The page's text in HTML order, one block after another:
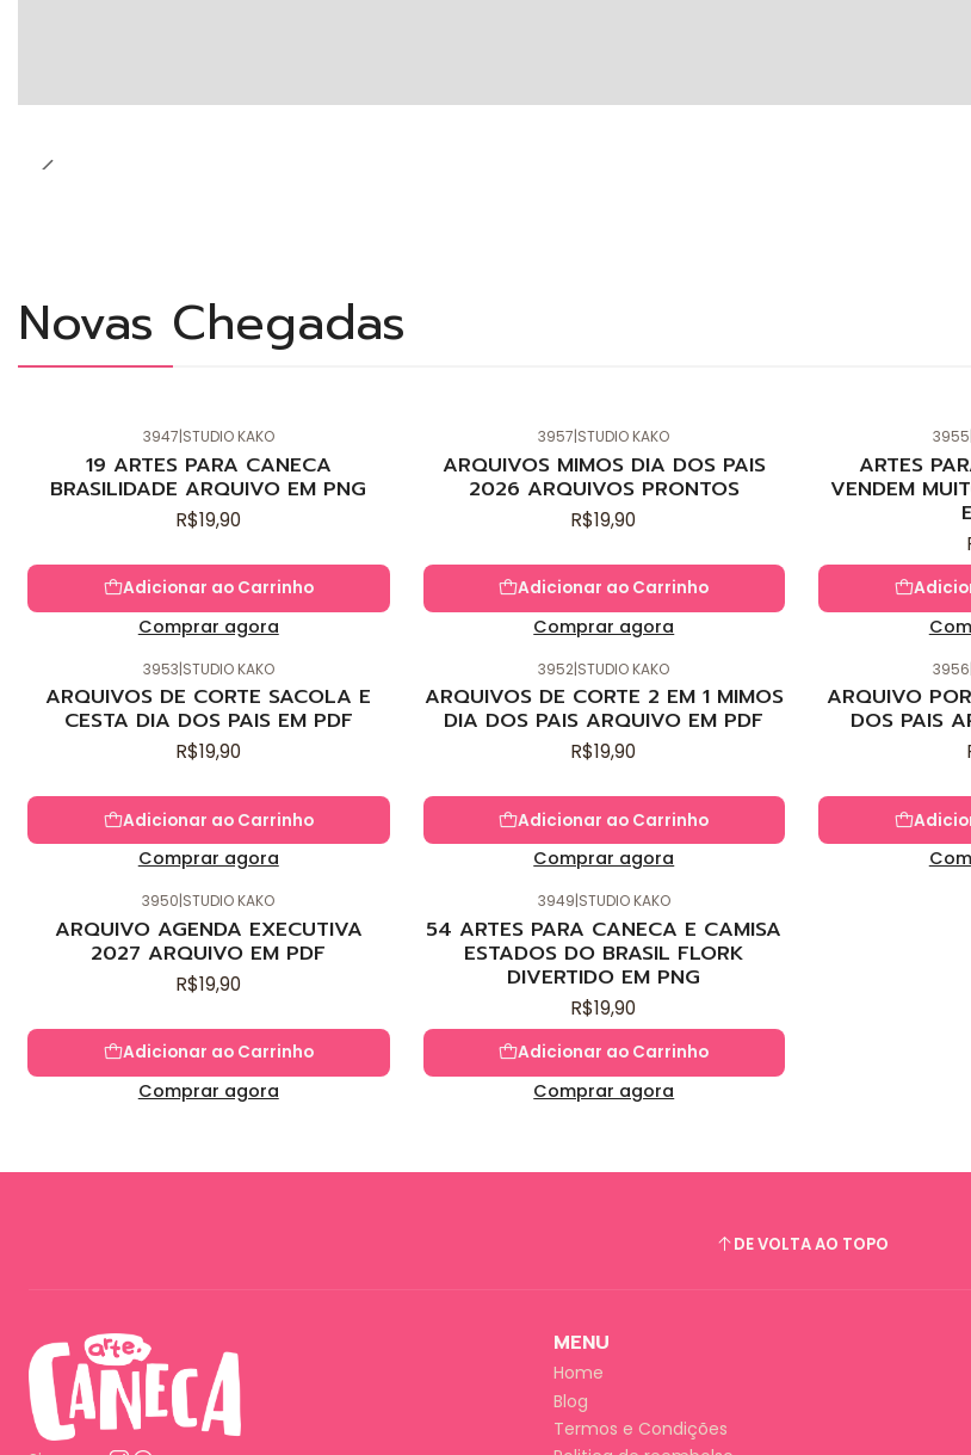
Novas Chegadas
3947|STUDIO KAKO
19 ARTES PARA CANECA
BRASILIDADE ARQUIVO EM PNG
R$19,90
Adicionar ao Carrinho
Comprar agora
3957|STUDIO KAKO
ARQUIVOS MIMOS DIA DOS PAIS
2026 ARQUIVOS PRONTOS
R$19,90
Adicionar ao Carrinho
Comprar agora
3955
ARTES
VENDEM
3953|STUDIO KAKO
ARQUIVOS DE CORTE SACOLA E
CESTA DIA DOS PAIS EM PDF
R$19,90
Adicionar ao Carrinho
Comprar agora
3952|STUDIO KAKO
ARQUIVOS DE CORTE 2 EM 1 MIMOS
DIA DOS PAIS ARQUIVO EM PDF
R$19,90
Adicionar ao Carrinho
Comprar agora
3956
ARQUIVO
DOS PAIS
3950|STUDIO KAKO
ARQUIVO AGENDA EXECUTIVA
2027 ARQUIVO EM PDF
R$19,90
Adicionar ao Carrinho
Comprar agora
3949|STUDIO KAKO
54 ARTES PARA CANECA E CAMISA
ESTADOS DO BRASIL FLORK
DIVERTIDO EM PNG
R$19,90
Adicionar ao Carrinho
Comprar agora
DE VOLTA AO TOPO
MENU
Home
Blog
Termos e Condições